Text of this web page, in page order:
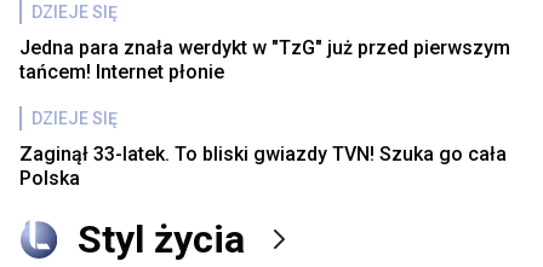
DZIEJE SIĘ
Jedna para znała werdykt w "TzG" już przed pierwszym
tańcem! Internet płonie
DZIEJE SIĘ
Zaginął 33-latek. To bliski gwiazdy TVN! Szuka go cała
Polska
Styl życia